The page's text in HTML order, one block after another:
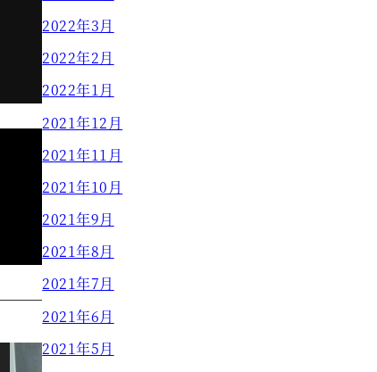
2022年3月
2022年2月
2022年1月
2021年12月
2021年11月
2021年10月
2021年9月
2021年8月
2021年7月
2021年6月
2021年5月